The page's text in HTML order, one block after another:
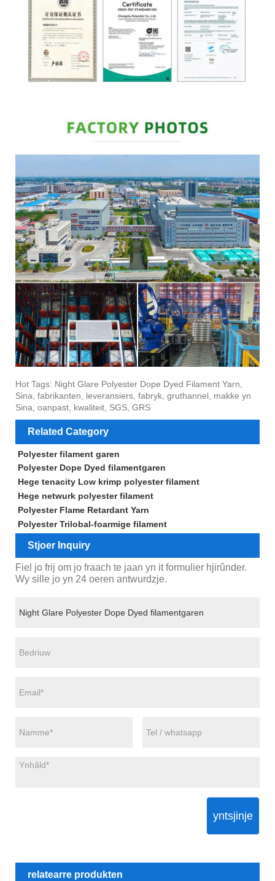
Hot Tags: Night Glare Polyester Dope Dyed Filament Yarn,
Sina, fabrikanten, leveransiers, fabryk, gruthannel, makke yn
Sina, oanpast, kwaliteit, SGS, GRS
Related Category
Polyester filament garen
Polyester Dope Dyed filamentgaren
Hege tenacity Low krimp polyester filament
Hege netwurk polyester filament
Polyester Flame Retardant Yarn
Polyester Trilobal-foarmige filament
Stjoer Inquiry
Fiel jo frij om jo fraach te jaan yn it formulier hjirûnder.
Wy sille jo yn 24 oeren antwurdzje.
yntsjinje
relatearre produkten